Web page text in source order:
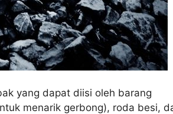
yang dapat diisi oleh barang
menarik gerbong), roda besi,